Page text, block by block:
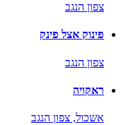
צפון הנגב
פינוק אצל פינק
צפון הנגב
ראקויה
אשכול, צפון הנגב